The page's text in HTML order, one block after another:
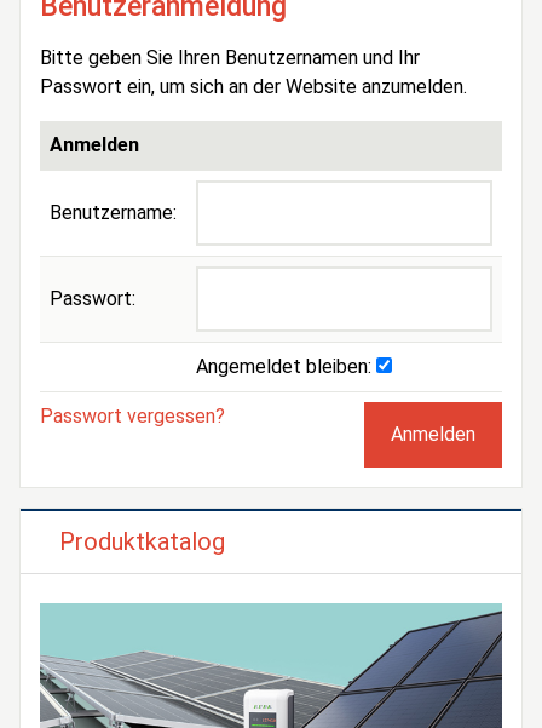
Bitte geben Sie Ihren Benutzernamen und Ihr
Passwort ein, um sich an der Website anzumelden.
Anmelden
Benutzername:
Passwort:
Angemeldet bleiben:
Passwort vergessen?
Produktkatalog